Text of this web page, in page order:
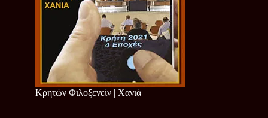
Κρητών Φιλοξενείν | Χανιά